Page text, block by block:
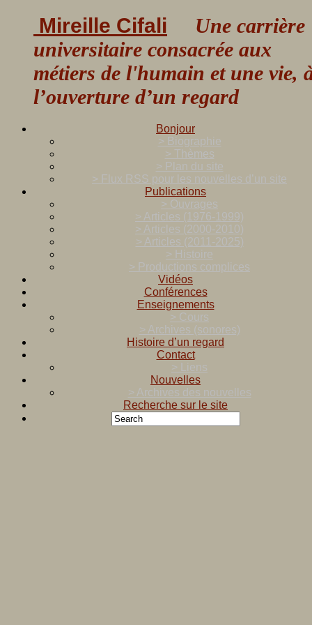
Mireille Cifali Une carrière
universitaire consacrée aux
métiers de l'humain et une vie,
l’ouverture d’un regard
Bonjour
> Biographie
> Thèmes
> Plan du site
> Flux RSS pour les nouvelles d’un site
Publications
> Ouvrages
> Articles (1976-1999)
> Articles (2000-2010)
> Articles (2011-2025)
> Histoire
> Productions complices
Vidéos
Conférences
Enseignements
> Cours
> Archives (sonores)
Histoire d’un regard
Contact
> Liens
Nouvelles
> Archives des nouvelles
Recherche sur le site